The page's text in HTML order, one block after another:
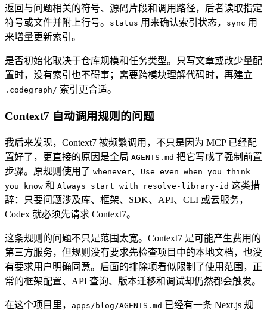
返回与问题相关的符号、源码片段和调用路径，后者读取指定
符号或文件并附上行号。
status 用来确认索引状态， sync 用
来增量更新索引。
是否初始化取决于仓库规模和任务类型。只写文章或改少量配
置时，没有索引也不碍事；需要跨模块理解代码时，再建立
.codegraph/ 索引更合适。
Context7 自动调用规则的问题
我后来发现，Context7 被频繁调用，不只是因为 MCP 已经配
置好了，更直接的原因是全局 AGENTS.md 把它写成了强制前置
步骤。原规则使用了 whenever、
Use even when you think
you know 和 Always start with resolve-library-id 这类措
辞：只要问题涉及库、框架、SDK、API、CLI 或云服务，
Codex 就必须先请求 Context7。
这条规则的问题不只是范围太宽。Context7 是可能产生费用的
第三方服务，但规则没有要求先检查项目中的本地文档，也没
有要求用户明确同意。后面的排除项看似限制了使用范围，正
常的框架配置、API 查询、版本迁移和调试却仍然都会触发。
在这个项目里， apps/blog/AGENTS.md 已经有一条 Next.js 规